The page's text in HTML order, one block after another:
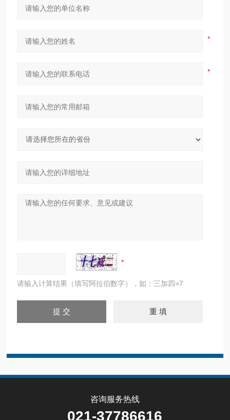
请输入计算结果（填写阿拉伯数字），如：三加四=7
咨询服务热线
021-37786616